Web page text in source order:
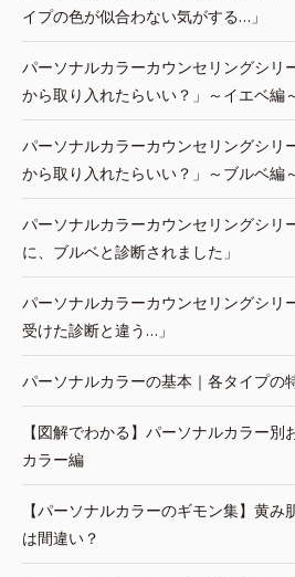
イプの色が似合わない気がする…」
パーソナルカラーカウンセリングシリ
から取り入れたらいい？」～イエベ編
パーソナルカラーカウンセリングシリ
から取り入れたらいい？」～ブルベ編
パーソナルカラーカウンセリングシリ
に、ブルベと診断されました」
パーソナルカラーカウンセリングシリ
受けた診断と違う…」
パーソナルカラーの基本｜各タイプの
【図解でわかる】パーソナルカラー
カラー編
【パーソナルカラーのギモン集】黄
は間違い？